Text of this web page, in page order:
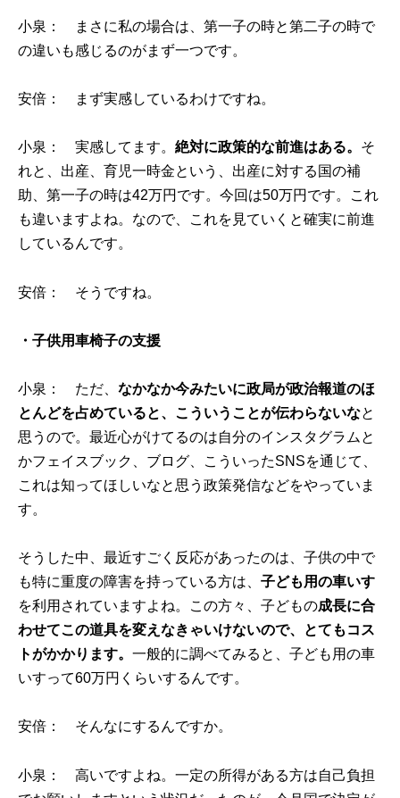
小泉： まさに私の場合は、第一子の時と第二子の時で
の違いも感じるのがまず一つです。
安倍： まず実感しているわけですね。
小泉： 実感してます。絶対に政策的な前進はある。 そ
れと、出産、育児一時金という、出産に対する国の補
助、第一子の時は42万円です。今回は50万円です。これ
も違いますよね。なので、これを見ていくと確実に前進
しているんです。
安倍： そうですね。
・子供用車椅子の支援
小泉： ただ、なかなか今みたいに政局が政治報道のほ
とんどを占めていると、こういうことが伝わらないなと
思うので。最近心がけてるのは自分のインスタグラムと
かフェイスブック、ブログ、こういったSNSを通じて、
これは知ってほしいなと思う政策発信などをやっていま
す。
そうした中、最近すごく反応があったのは、子供の中で
も特に重度の障害を持っている方は、子ども用の車いす
を利用されていますよね。この方々、子どもの成長に合
わせてこの道具を変えなきゃいけないので、とてもコス
トがかかります。一般的に調べてみると、子ども用の車
いすって60万円くらいするんです。
安倍： そんなにするんですか。
小泉： 高いですよね。一定の所得がある方は自己負担